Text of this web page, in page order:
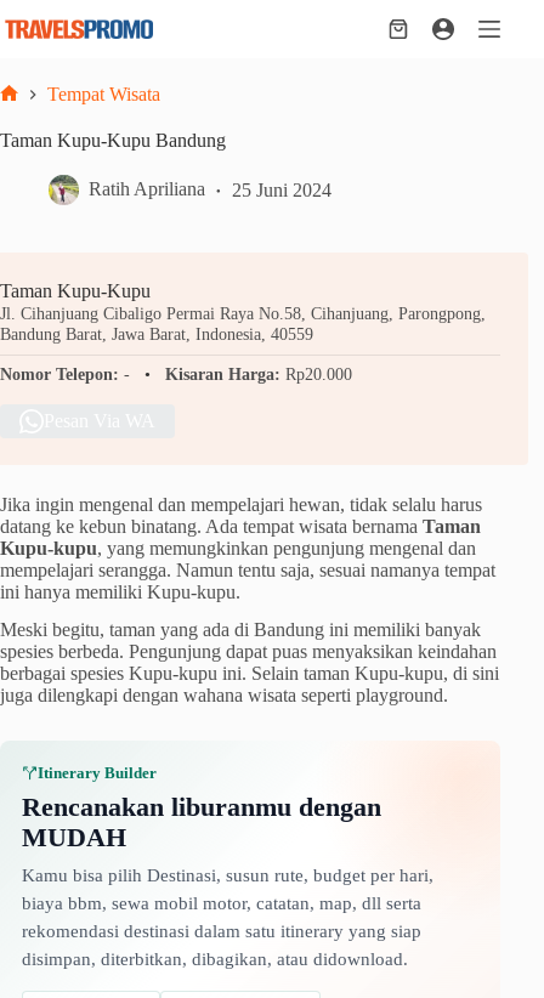
Shopping
Tempat Wisata
Taman Kupu-Kupu Bandung
Ratih Apriliana 25 Juni 2024
Taman Kupu-Kupu
Jl. Cihanjuang Cibaligo Permai Raya No.58, Cihanjuang, Parongpong,
Bandung Barat, Jawa Barat, Indonesia, 40559
Nomor Telepon: - Kisaran Harga: Rp20.000
Jika ingin mengenal dan mempelajari hewan, tidak selalu harus
datang ke kebun binatang. Ada tempat wisata bernama Taman
Kupu-kupu, yang memungkinkan pengunjung mengenal dan
mempelajari serangga. Namun tentu saja, sesuai namanya tempat
ini hanya memiliki Kupu-kupu.
Meski begitu, taman yang ada di Bandung ini memiliki banyak
spesies berbeda. Pengunjung dapat puas menyaksikan keindahan
berbagai spesies Kupu-kupu ini. Selain taman Kupu-kupu, di sini
juga dilengkapi dengan wahana wisata seperti playground.
Itinerary Builder
Rencanakan liburanmu dengan
MUDAH
Kamu bisa pilih Destinasi, susun rute, budget per hari,
biaya bbm, sewa mobil motor, catatan, map, dll serta
rekomendasi destinasi dalam satu itinerary yang siap
disimpan, diterbitkan, dibagikan, atau didownload.